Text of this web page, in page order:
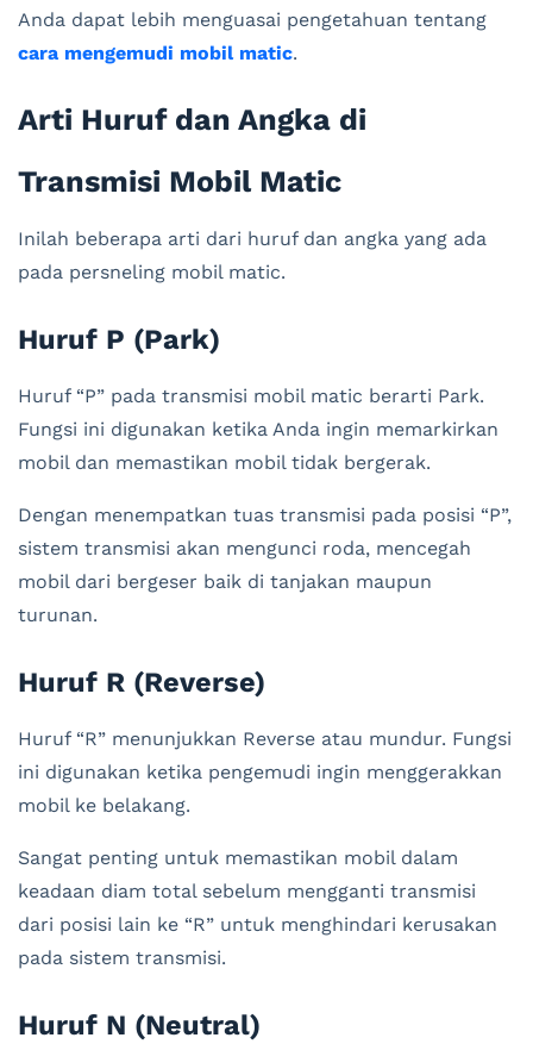
Anda dapat lebih menguasai pengetahuan tentang
cara mengemudi mobil matic.
Arti Huruf dan Angka di
Transmisi Mobil Matic
Inilah beberapa arti dari huruf dan angka yang ada
pada persneling mobil matic.
Huruf P (Park)
Huruf “P” pada transmisi mobil matic berarti Park.
Fungsi ini digunakan ketika Anda ingin memarkirkan
mobil dan memastikan mobil tidak bergerak.
Dengan menempatkan tuas transmisi pada posisi “P”,
sistem transmisi akan mengunci roda, mencegah
mobil dari bergeser baik di tanjakan maupun
turunan.
Huruf R (Reverse)
Huruf “R” menunjukkan Reverse atau mundur. Fungsi
ini digunakan ketika pengemudi ingin menggerakkan
mobil ke belakang.
Sangat penting untuk memastikan mobil dalam
keadaan diam total sebelum mengganti transmisi
dari posisi lain ke “R” untuk menghindari kerusakan
pada sistem transmisi.
Huruf N (Neutral)